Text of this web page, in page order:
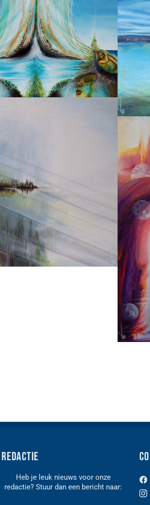
Redactie
Heb je leuk nieuws voor onze
redactie? Stuur dan een bericht naar: